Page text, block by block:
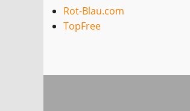
Rot-Blau.com
TopFree